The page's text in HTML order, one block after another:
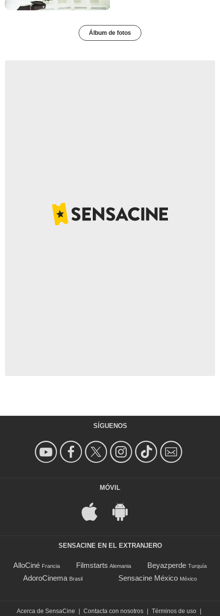
Álbum de fotos
SÍGUENOS
MÓVIL
SENSACINE EN EL EXTRANJERO
AlloCiné Francia Filmstarts Alemania Beyazperde Turquía
AdoroCinema Brasil Sensacine México México
Acerca de SensaCine Contacta con nosotros Términos de uso